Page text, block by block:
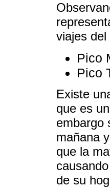
viajes
Pico
Pico
Existe
que es
embargo
mañana
que la
de su